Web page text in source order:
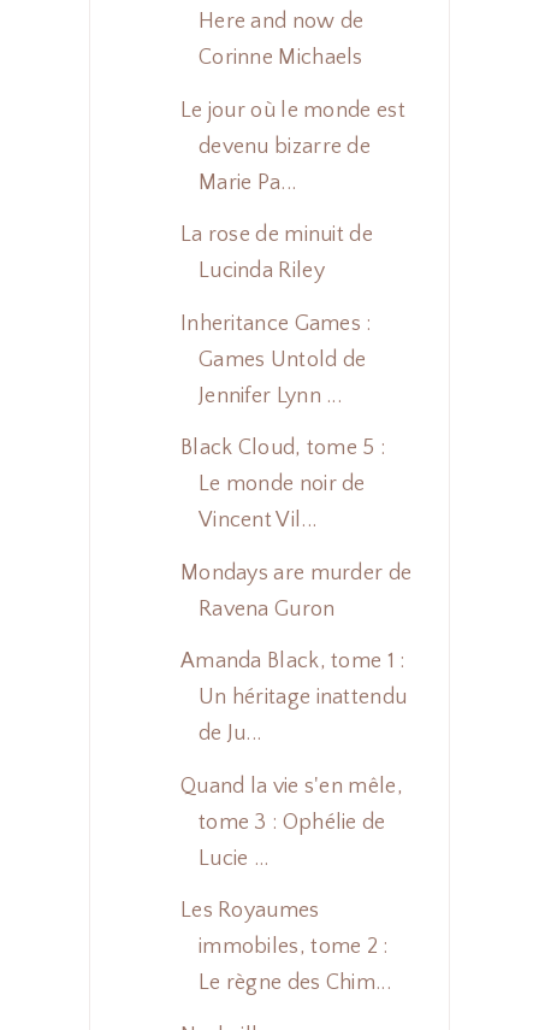
Here and now de
Corinne Michaels
Le jour où le monde est
devenu bizarre de
Marie Pa...
La rose de minuit de
Lucinda Riley
Inheritance Games :
Games Untold de
Jennifer Lynn ...
Black Cloud, tome 5 :
Le monde noir de
Vincent Vil...
Mondays are murder de
Ravena Guron
Amanda Black, tome 1 :
Un héritage inattendu
de Ju...
Quand la vie s'en mêle,
tome 3 : Ophélie de
Lucie ...
Les Royaumes
immobiles, tome 2 :
Le règne des Chim...